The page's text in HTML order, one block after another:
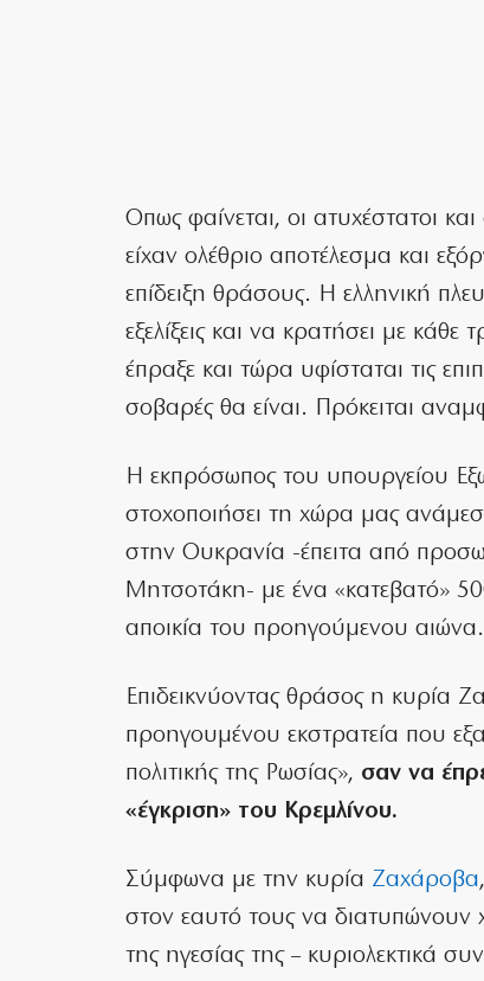
Οπως φαίνεται, οι ατυχέστατοι
είχαν ολέθριο αποτέλεσμα και
επίδειξη θράσους. Η ελληνική
εξελίξεις και να κρατήσει με κάθε
έπραξε και τώρα υφίσταται τις
σοβαρές θα είναι. Πρόκειται
Η εκπρόσωπος του υπουργείου
στοχοποιήσει τη χώρα μας
στην Ουκρανία -έπειτα από
Μητσοτάκη- με ένα «κατεβατό»
αποικία του προηγούμενου αιώνα.
Επιδεικνύοντας θράσος η κυρία
προηγουμένου εκστρατεία που
πολιτικής της Ρωσίας», σαν να
«έγκριση» του Κρεμλίνου.
Σύμφωνα με την κυρία Ζαχάροβα
στον εαυτό τους να διατυπώνουν
της ηγεσίας της – κυριολεκτικά